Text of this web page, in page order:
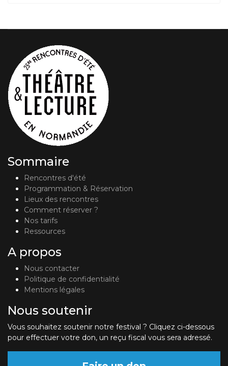
Sommaire
Rencontres d'été
Programmation & Réservation
Lieux des rencontres
Comment réserver ?
Nos tarifs
Ressources
A propos
Nous contacter
Politique de confidentialité
Mentions légales
Nous soutenir
Vous souhaitez soutenir notre festival ? Cliquez ci-dessous
pour effectuer votre don, un reçu fiscal vous sera adressé.